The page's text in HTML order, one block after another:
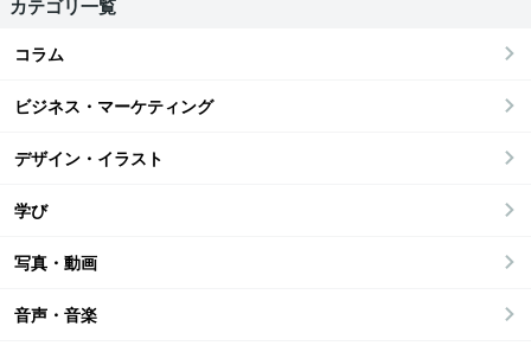
カテゴリ一覧
コラム
ビジネス・マーケティング
デザイン・イラスト
学び
写真・動画
音声・音楽